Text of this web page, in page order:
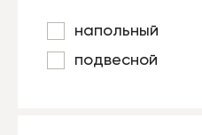
напольный
подвесной